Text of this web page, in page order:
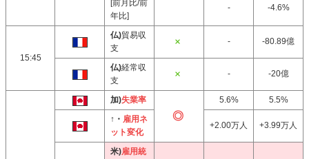
[前月比/前
年比]
- -4.6%
15:45
仏)貿易収
支
- -80.89億
仏)経常収
支
- -20億
加)失業率 5.6%
5.5%
↑・ 雇用ネ
ット変化
+2.00万人 +3.99万人
米)雇用統